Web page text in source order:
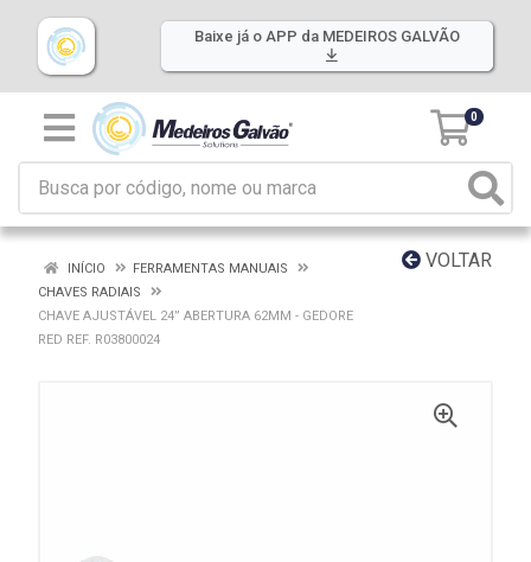
Baixe já o APP da MEDEIROS GALVÃO
0
VOLTAR
INÍCIO
FERRAMENTAS MANUAIS
CHAVES RADIAIS
CHAVE AJUSTÁVEL 24” ABERTURA 62MM - GEDORE
RED REF. R03800024